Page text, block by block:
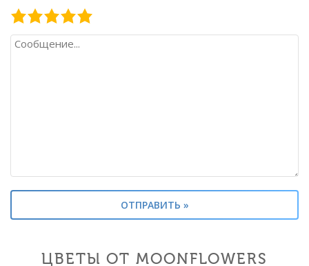
ЦВЕТЫ ОТ MOONFLOWERS